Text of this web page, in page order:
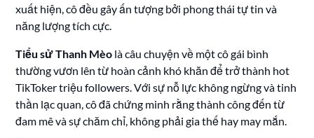
xuất hiện, cô đều gây ấn tượng bởi phong thái tự tin và
năng lượng tích cực.
Tiểu sử Thanh Mèo là câu chuyện về một cô gái bình
thường vươn lên từ hoàn cảnh khó khăn để trở thành hot
TikToker triệu followers. Với sự nỗ lực không ngừng và tinh
thần lạc quan, cô đã chứng minh rằng thành công đến từ
đam mê và sự chăm chỉ, không phải gia thế hay may mắn.